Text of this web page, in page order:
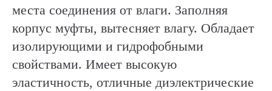
места соединения от влаги. Заполняя
корпус муфты, вытесняет влагу. Обладает
изолирующими и гидрофобными
свойствами. Имеет высокую
эластичность, отличные диэлектрические